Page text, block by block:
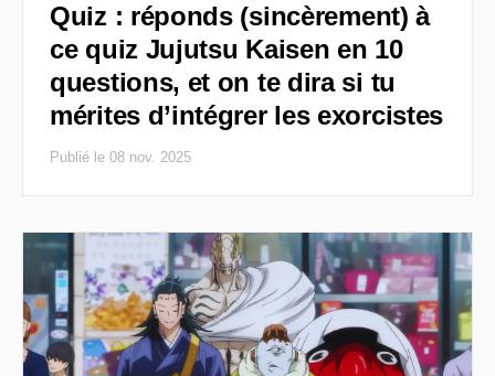
Quiz : réponds (sincèrement) à
ce quiz Jujutsu Kaisen en 10
questions, et on te dira si tu
mérites d’intégrer les exorcistes
Publié le 08 nov. 2025